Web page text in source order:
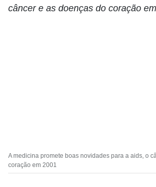
câncer e as doenças do coração
A medicina promete boas novidades para a aids, o
coração em 2001